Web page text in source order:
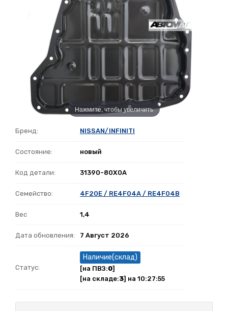
Нажмите, чтобы увеличить
Бренд: NISSAN/INFINITI
Состояние: новый
Код детали: 31390-80X0A
Семейство: 4F20E / RE4F04A / RE4F04B
Вес 1,4
Дата обновления: 7 Август 2026
Статус:
Наличие(склад)
[на ПВЗ:0]
[на складе:3] на 10:27:55